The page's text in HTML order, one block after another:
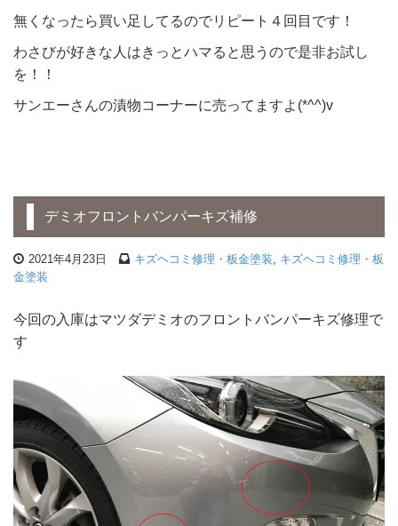
無くなったら買い足してるのでリピート４回目です！
わさびが好きな人はきっとハマると思うので是非お試し
を！！
サンエーさんの漬物コーナーに売ってますよ(*^^)v
デミオフロントバンパーキズ補修
2021年4月23日 キズヘコミ修理・板金塗装, キズヘコミ修理・板
金塗装
今回の入庫はマツダデミオのフロントバンパーキズ修理で
す